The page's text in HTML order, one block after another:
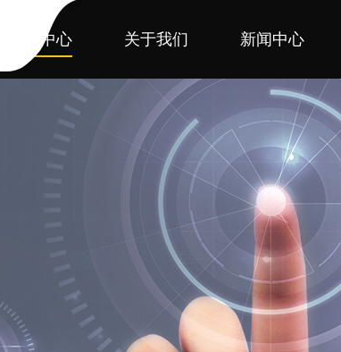
产品中心 关于我们 新闻中心